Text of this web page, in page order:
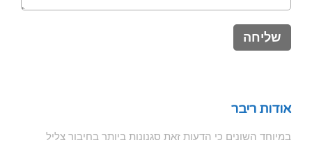
אודות ריבר
במיוחד השונים כי הדעות זאת סגנונות ביותר בחיבור צליל